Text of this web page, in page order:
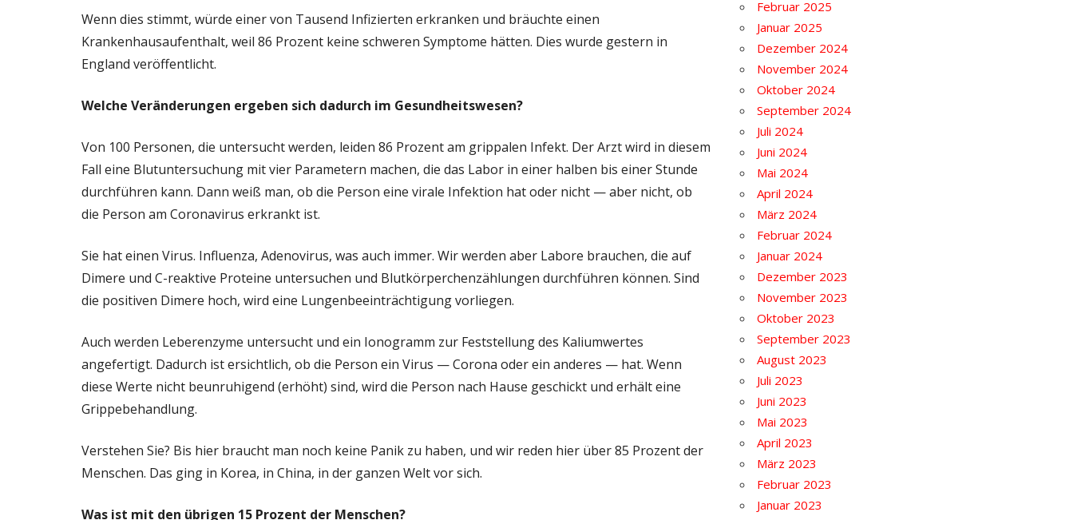
Wenn dies stimmt, würde einer von Tausend Infizierten erkranken und bräuchte einen
Krankenhausaufenthalt, weil 86 Prozent keine schweren Symptome hätten. Dies wurde gestern in
England veröffentlicht.
Welche Veränderungen ergeben sich dadurch im Gesundheitswesen?
Von 100 Personen, die untersucht werden, leiden 86 Prozent am grippalen Infekt. Der Arzt wird in diesem
Fall eine Blutuntersuchung mit vier Parametern machen, die das Labor in einer halben bis einer Stunde
durchführen kann. Dann weiß man, ob die Person eine virale Infektion hat oder nicht — aber nicht, ob
die Person am Coronavirus erkrankt ist.
Sie hat einen Virus. Influenza, Adenovirus, was auch immer. Wir werden aber Labore brauchen, die auf
Dimere und C-reaktive Proteine untersuchen und Blutkörperchenzählungen durchführen können. Sind
die positiven Dimere hoch, wird eine Lungenbeeinträchtigung vorliegen.
Auch werden Leberenzyme untersucht und ein Ionogramm zur Feststellung des Kaliumwertes
angefertigt. Dadurch ist ersichtlich, ob die Person ein Virus — Corona oder ein anderes — hat. Wenn
diese Werte nicht beunruhigend (erhöht) sind, wird die Person nach Hause geschickt und erhält eine
Grippebehandlung.
Verstehen Sie? Bis hier braucht man noch keine Panik zu haben, und wir reden hier über 85 Prozent der
Menschen. Das ging in Korea, in China, in der ganzen Welt vor sich.
Was ist mit den übrigen 15 Prozent der Menschen?
Februar 2025
Januar 2025
Dezember 2024
November 2024
Oktober 2024
September 2024
Juli 2024
Juni 2024
Mai 2024
April 2024
März 2024
Februar 2024
Januar 2024
Dezember 2023
November 2023
Oktober 2023
September 2023
August 2023
Juli 2023
Juni 2023
Mai 2023
April 2023
März 2023
Februar 2023
Januar 2023